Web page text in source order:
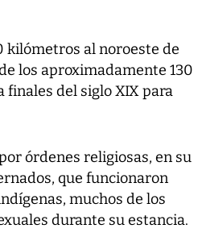
kilómetros al noroeste de
los aproximadamente 130
finales del siglo XIX para
órdenes religiosas, en su
que funcionaron
muchos de los
durante su estancia.